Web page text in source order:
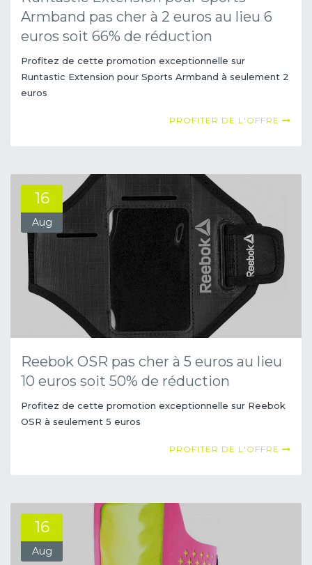
Armband pas cher à 2 euros au lieu 6
euros soit 66% de réduction
Profitez de cette promotion exceptionnelle sur
Runtastic Extension pour Sports Armband à seulement 2
euros
PROFITER DE L'OFFRE
16
Aug
Reebok OSR pas cher à 5 euros au lieu
10 euros soit 50% de réduction
Profitez de cette promotion exceptionnelle sur Reebok
OSR à seulement 5 euros
PROFITER DE L'OFFRE
16
Aug